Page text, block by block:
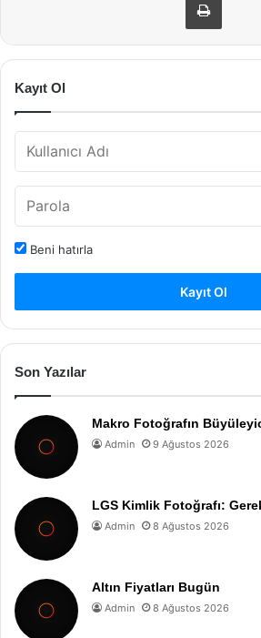
Kayıt Ol
Beni hatırla
Kayıt Ol
Son Yazılar
Makro Fotoğrafın
Admin 9 Ağustos 2026
LGS Kimlik Fotoğrafı:
Admin 8 Ağustos 2026
Altın Fiyatları Bugün
Admin 8 Ağustos 2026